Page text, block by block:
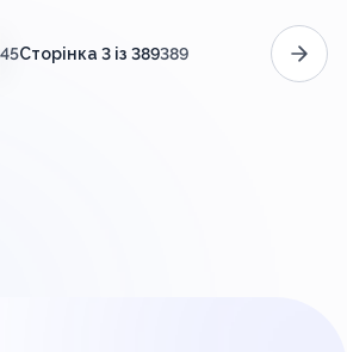
45Сторінка 3 із 389389